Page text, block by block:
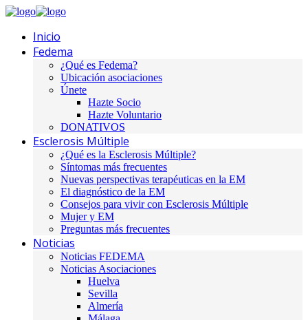
Inicio
Fedema
¿Qué es Fedema?
Ubicación asociaciones
Únete
Hazte Socio
Hazte Voluntario
DONATIVOS
Esclerosis Múltiple
¿Qué es la Esclerosis Múltiple?
Síntomas más frecuentes
Nuevas perspectivas terapéuticas en la EM
El diagnóstico de la EM
Consejos para vivir con Esclerosis Múltiple
Mujer y EM
Preguntas más frecuentes
Noticias
Noticias FEDEMA
Noticias Asociaciones
Huelva
Sevilla
Almería